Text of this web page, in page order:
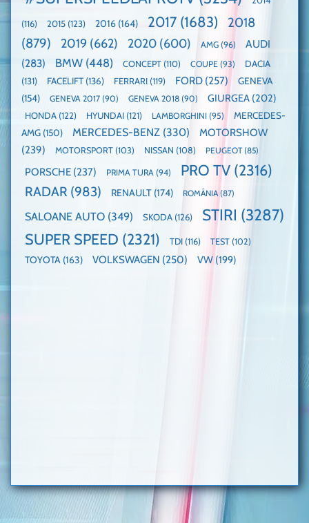
mare
paradă
de
dube
Nurburgring
câștigătoare,
electricele
domină
WCOTY
(116) 2015 (123) 2016 (164) 2017 (1683)
2018
(879)
2019 (662) 2020 (600) AMG (96)
AUDI
(283)
BMW (448) CONCEPT (110) COUPE (93)
DACIA
(131)
FACELIFT (136) FERRARI (119) FORD (257)
GENEVA
(154)
GENEVA 2017 (90) GENEVA 2018 (90) GIURGEA (202)
HONDA (122) HYUNDAI (121) LAMBORGHINI (95)
MERCEDES-
AMG (150) MERCEDES-BENZ (330)
MOTORSHOW
(239)
MOTORSPORT (103) NISSAN (108) PEUGEOT(85)
PORSCHE (237) PRIMA TURA (94) PRO TV (2316)
RADAR (983) RENAULT (174) ROMÂNIA(87)
SALOANE AUTO (349) SKODA (126) STIRI (3287)
SUPER SPEED (2321) TDI (116) TEST (102)
TOYOTA (163) VOLKSWAGEN (250) VW (199)